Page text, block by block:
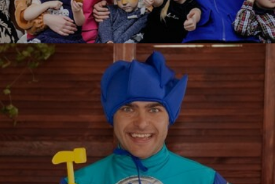
УЗНАТЬ БОЛЬШЕ
Щенячий патруль